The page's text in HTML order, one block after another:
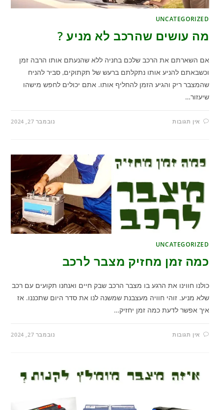
UNCATEGORIZED
מה עושים שהרכב לא מניע ?
אם השארתם את הרכב שלכם בחניה ללא שהנעתם אותו הרבה זמן
וכשבאתם להניע אותו נתקלתם ברעש של תקתוקים, סביר להניח
שהמצבר ריק והגיע הזמן להחליף אותו. אתם יכולים לחפש מישהו
שיעזור…
אין תגובות נובמבר 27, 2024
UNCATEGORIZED
כמה זמן מחזיק מצבר לרכב
כולנו חווינו את הרגע בו מצבר הרכב שבק חיים ואנחנו תקועים עם רכב
שלא מניע. זוהי חוויה מעצבנת שמשנה לנו את סדר היום שתכננו. אז
איך אפשר לדעת כמה זמן יחזיק…
אין תגובות נובמבר 27, 2024